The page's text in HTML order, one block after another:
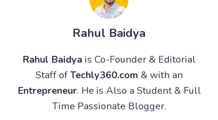
Rahul Baidya
Rahul Baidya is Co-Founder & Editorial
Staff ofTechly360.com & with an
Entrepreneur. He is Also a Student & Full
Time Passionate Blogger.